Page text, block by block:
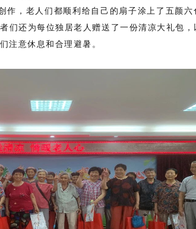
，老人们都顺利给自己的扇子涂上了五颜六
们还为每位独居老人赠送了一份清凉大礼包，
注意休息和合理避暑。